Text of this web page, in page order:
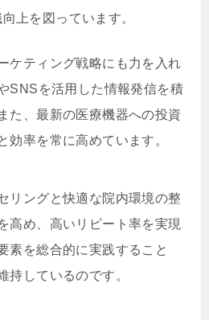
上を図っています。
ケティング戦略にも力を入れ
SNSを活用した情報発信を積
た、最新の医療機器への投資
効率を常に高めています。
リングと快適な院内環境の整
高め、高いリピート率を実現
素を総合的に実践すること
持しているのです。